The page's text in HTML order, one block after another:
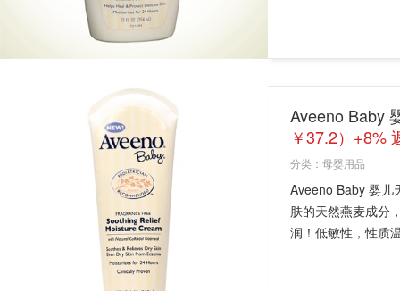
Aveeno Baby
￥37.2）+8%
分类： 母婴用品
Aveeno Baby 婴儿
肤的天然燕麦成分
润！低敏性，性质